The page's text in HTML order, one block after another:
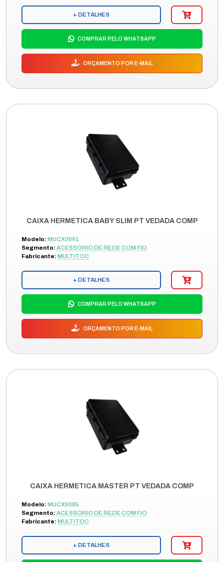
+ DETALHES
COMPRAR PELO WHATSAPP
ORÇAMENTO POR E-MAIL
CAIXA HERMETICA BABY SLIM PT VEDADA COMP
Modelo: MUCX0091
Segmento: ACESSÓRIO DE REDE COM FIO
Fabricante: MULTITOC
+ DETALHES
COMPRAR PELO WHATSAPP
ORÇAMENTO POR E-MAIL
CAIXA HERMETICA MASTER PT VEDADA COMP
Modelo: MUCX0085
Segmento: ACESSÓRIO DE REDE COM FIO
Fabricante: MULTITOC
+ DETALHES